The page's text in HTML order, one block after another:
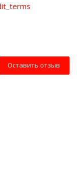
Оставить отзыв